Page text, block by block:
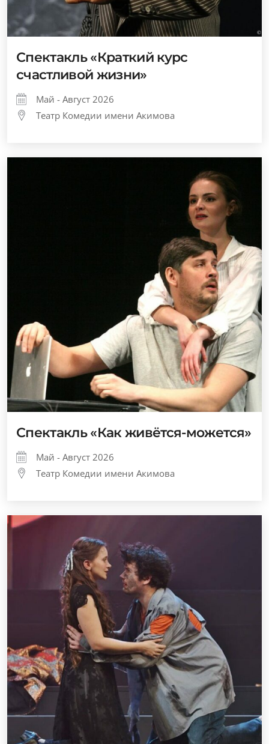
Спектакль «Краткий курс
счастливой жизни»
Май - Август 2026
Театр Комедии имени Акимова
Спектакль «Как живётся-можется»
Май - Август 2026
Театр Комедии имени Акимова